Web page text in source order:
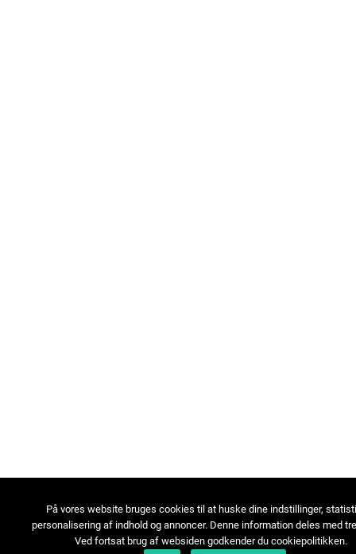
På vores website bruges cookies til at huske dine indstillinger,
personalisering af indhold og annoncer. Denne information deles med
Ved fortsat brug af websiden godkender du cookiepolitikken.